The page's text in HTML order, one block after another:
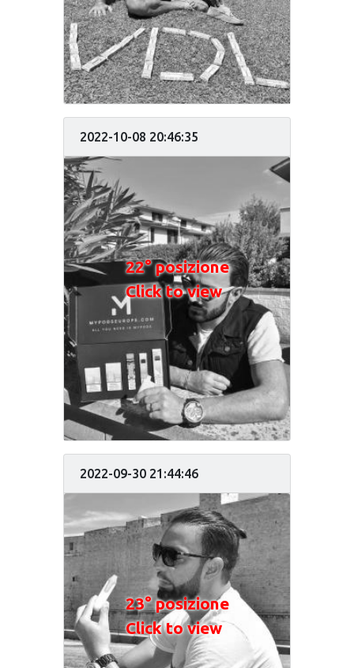
2022-10-08 20:46:35
22° posizione
Click to view
2022-09-30 21:44:46
23° posizione
Click to view